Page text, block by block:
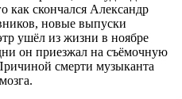
как скончался Александр
новые выпуски
ушёл из жизни в ноябре
он приезжал на съёмочную
смерти музыканта